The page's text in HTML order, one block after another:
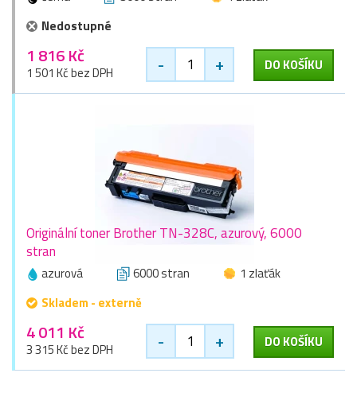
Nedostupné
1 816 Kč
1 501 Kč bez DPH - + DO KOŠÍKU
Originální toner Brother TN-328C, azurový, 6000
stran
azurová 6000 stran
1 zlaťák
Skladem - externě
4 011 Kč
3 315 Kč bez DPH - + DO KOŠÍKU